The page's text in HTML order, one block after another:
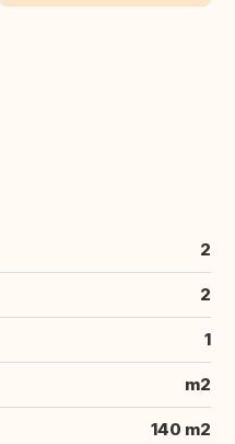
2
2
1
m2
140 m2